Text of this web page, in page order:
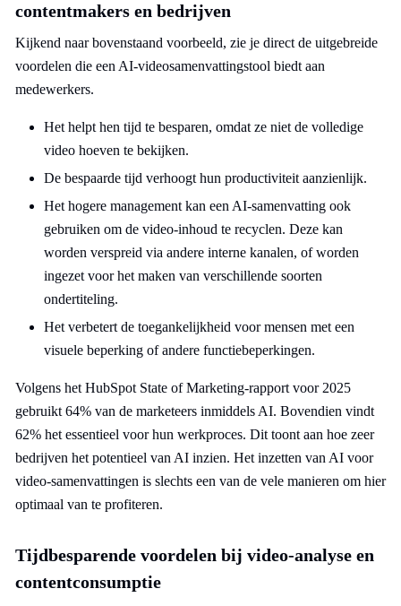
contentmakers en bedrijven
Kijkend naar bovenstaand voorbeeld, zie je direct de uitgebreide
voordelen die een AI-videosamenvattingstool biedt aan
medewerkers.
Het helpt hen tijd te besparen, omdat ze niet de volledige
video hoeven te bekijken.
De bespaarde tijd verhoogt hun productiviteit aanzienlijk.
Het hogere management kan een AI-samenvatting ook
gebruiken om de video-inhoud te recyclen. Deze kan
worden verspreid via andere interne kanalen, of worden
ingezet voor het maken van verschillende soorten
ondertiteling.
Het verbetert de toegankelijkheid voor mensen met een
visuele beperking of andere functiebeperkingen.
Volgens het HubSpot State of Marketing-rapport voor 2025
gebruikt 64% van de marketeers inmiddels AI. Bovendien vindt
62% het essentieel voor hun werkproces. Dit toont aan hoe zeer
bedrijven het potentieel van AI inzien. Het inzetten van AI voor
video-samenvattingen is slechts een van de vele manieren om hier
optimaal van te profiteren.
Tijdbesparende voordelen bij video-analyse en
contentconsumptie